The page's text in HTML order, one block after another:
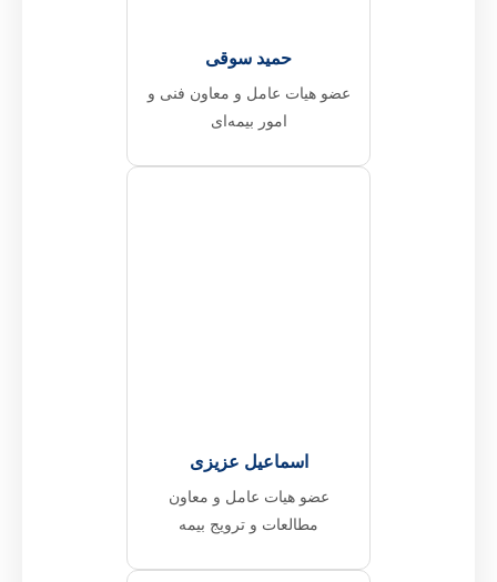
حمید سوقی
عضو هیات عامل و معاون فنی و
امور بیمه‌ای
اسماعیل عزیزی
عضو هیات عامل و معاون
مطالعات و ترویج بیمه